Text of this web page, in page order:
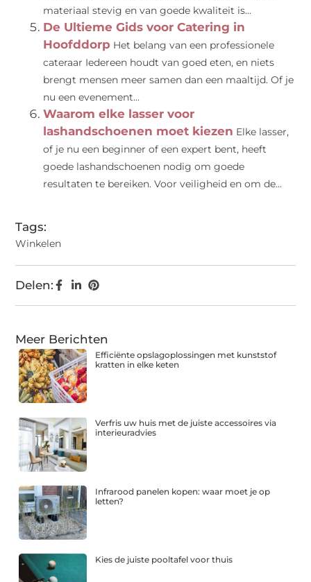
materiaal stevig en van goede kwaliteit is...
De Ultieme Gids voor Catering in
Hoofddorp Het belang van een professionele
cateraar Iedereen houdt van goed eten, en niets
brengt mensen meer samen dan een maaltijd. Of je
nu een evenement...
Waarom elke lasser voor
lashandschoenen moet kiezen Elke lasser,
of je nu een beginner of een expert bent, heeft
goede lashandschoenen nodig om goede
resultaten te bereiken. Voor veiligheid en om de...
Tags:
Winkelen
Delen:
Meer Berichten
Efficiënte opslagoplossingen met kunststof
kratten in elke keten
Verfris uw huis met de juiste accessoires via
interieuradvies
Infrarood panelen kopen: waar moet je op
letten?
Kies de juiste pooltafel voor thuis